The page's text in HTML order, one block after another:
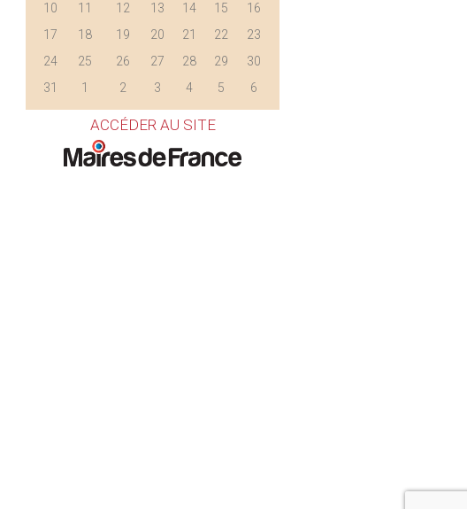
10
11 12 13 14 15
16
17
18 19 20 21 22
23
24
25 26 27 28 29
30
31
1 2 3 4 5 6
ACCÉDER AU SITE